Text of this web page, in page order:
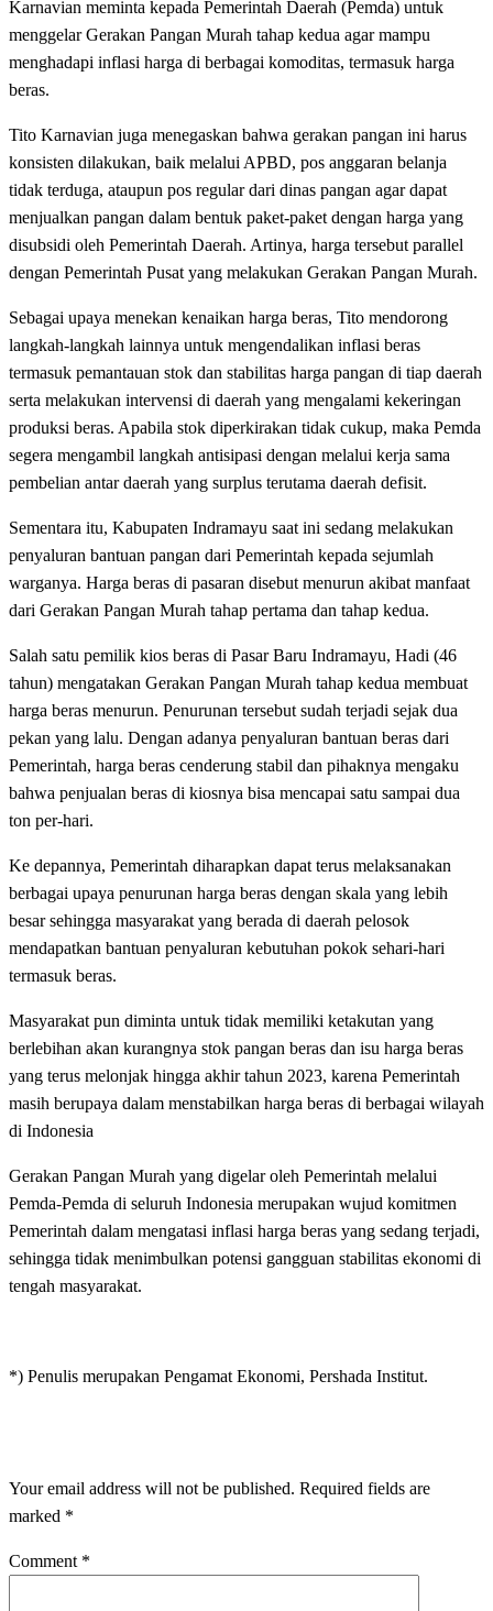
Karnavian meminta kepada Pemerintah Daerah (Pemda) untuk
menggelar Gerakan Pangan Murah tahap kedua agar mampu
menghadapi inflasi harga di berbagai komoditas, termasuk harga
beras.
Tito Karnavian juga menegaskan bahwa gerakan pangan ini harus
konsisten dilakukan, baik melalui APBD, pos anggaran belanja
tidak terduga, ataupun pos regular dari dinas pangan agar dapat
menjualkan pangan dalam bentuk paket-paket dengan harga yang
disubsidi oleh Pemerintah Daerah. Artinya, harga tersebut parallel
dengan Pemerintah Pusat yang melakukan Gerakan Pangan Murah.
Sebagai upaya menekan kenaikan harga beras, Tito mendorong
langkah-langkah lainnya untuk mengendalikan inflasi beras
termasuk pemantauan stok dan stabilitas harga pangan di tiap daerah
serta melakukan intervensi di daerah yang mengalami kekeringan
produksi beras. Apabila stok diperkirakan tidak cukup, maka Pemda
segera mengambil langkah antisipasi dengan melalui kerja sama
pembelian antar daerah yang surplus terutama daerah defisit.
Sementara itu, Kabupaten Indramayu saat ini sedang melakukan
penyaluran bantuan pangan dari Pemerintah kepada sejumlah
warganya. Harga beras di pasaran disebut menurun akibat manfaat
dari Gerakan Pangan Murah tahap pertama dan tahap kedua.
Salah satu pemilik kios beras di Pasar Baru Indramayu, Hadi (46
tahun) mengatakan Gerakan Pangan Murah tahap kedua membuat
harga beras menurun. Penurunan tersebut sudah terjadi sejak dua
pekan yang lalu. Dengan adanya penyaluran bantuan beras dari
Pemerintah, harga beras cenderung stabil dan pihaknya mengaku
bahwa penjualan beras di kiosnya bisa mencapai satu sampai dua
ton per-hari.
Ke depannya, Pemerintah diharapkan dapat terus melaksanakan
berbagai upaya penurunan harga beras dengan skala yang lebih
besar sehingga masyarakat yang berada di daerah pelosok
mendapatkan bantuan penyaluran kebutuhan pokok sehari-hari
termasuk beras.
Masyarakat pun diminta untuk tidak memiliki ketakutan yang
berlebihan akan kurangnya stok pangan beras dan isu harga beras
yang terus melonjak hingga akhir tahun 2023, karena Pemerintah
masih berupaya dalam menstabilkan harga beras di berbagai wilayah
di Indonesia
Gerakan Pangan Murah yang digelar oleh Pemerintah melalui
Pemda-Pemda di seluruh Indonesia merupakan wujud komitmen
Pemerintah dalam mengatasi inflasi harga beras yang sedang terjadi,
sehingga tidak menimbulkan potensi gangguan stabilitas ekonomi di
tengah masyarakat.
*) Penulis merupakan Pengamat Ekonomi, Pershada Institut.
Your email address will not be published. Required fields are
marked *
Comment *